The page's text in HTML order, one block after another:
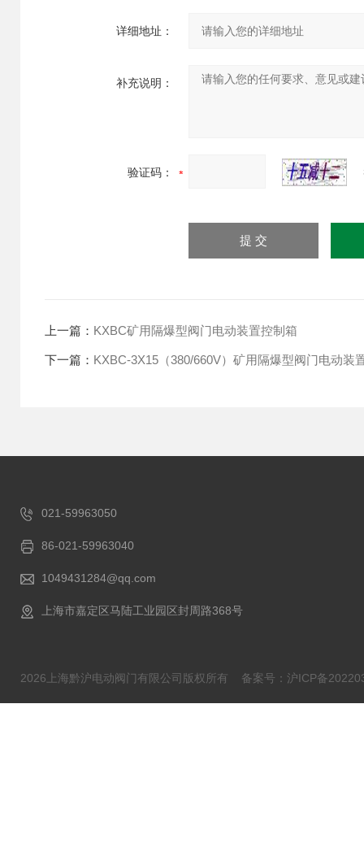
详细地址：
补充说明：
验证码：
上一篇： KXBC矿用隔爆型阀门电动装置控制箱
下一篇： KXBC-3X15（380/660V）矿用隔爆型阀门电动装
021-59963050
86-021-59963040
1049431284@qq.com
上海市嘉定区马陆工业园区封周路368号
2026上海黔沪电动阀门有限公司版权所有 备案号：沪ICP备